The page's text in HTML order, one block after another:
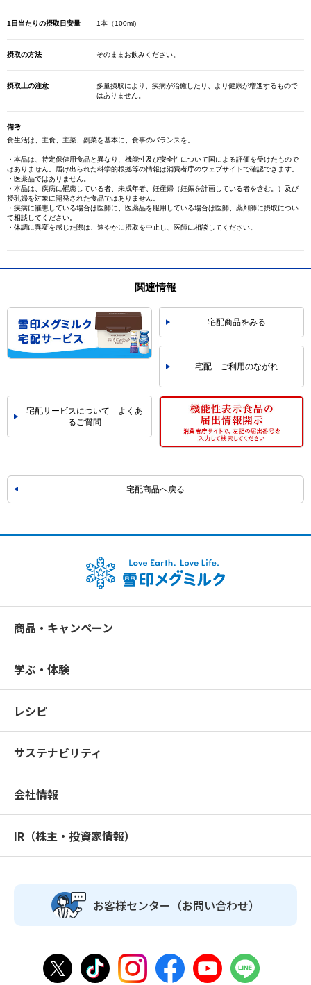
1日当たりの摂取目安量 1本（100ml)
摂取の方法 そのままお飲みください。
摂取上の注意
多量摂取により、疾病が治癒したり、より健康が増進するもので
はありません。
備考
食生活は、主食、主菜、副菜を基本に、食事のバランスを。
・本品は、特定保健用食品と異なり、機能性及び安全性について国による評価を受けたもので
はありません。届け出られた科学的根拠等の情報は消費者庁のウェブサイトで確認できます。
・医薬品ではありません。
・本品は、疾病に罹患している者、未成年者、妊産婦（妊娠を計画している者を含む。）及び
授乳婦を対象に開発された食品ではありません。
・疾病に罹患している場合は医師に、医薬品を服用している場合は医師、薬剤師に摂取につい
て相談してください。
・体調に異変を感じた際は、速やかに摂取を中止し、医師に相談してください。
関連情報
宅配商品をみる
宅配 ご利用のながれ
宅配サービスについて よくあ
るご質問
宅配商品へ戻る
商品・キャンペーン
学ぶ・体験
レシピ
サステナビリティ
会社情報
IR（株主・投資家情報）
お客様センター （お問い合わせ）